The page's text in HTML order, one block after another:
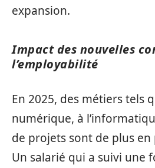
expansion.
Impact des nouvelles
l’employabilité
En 2025, des métiers tels
numérique, à
de projets sont de plus en
Un salarié qui a suivi une